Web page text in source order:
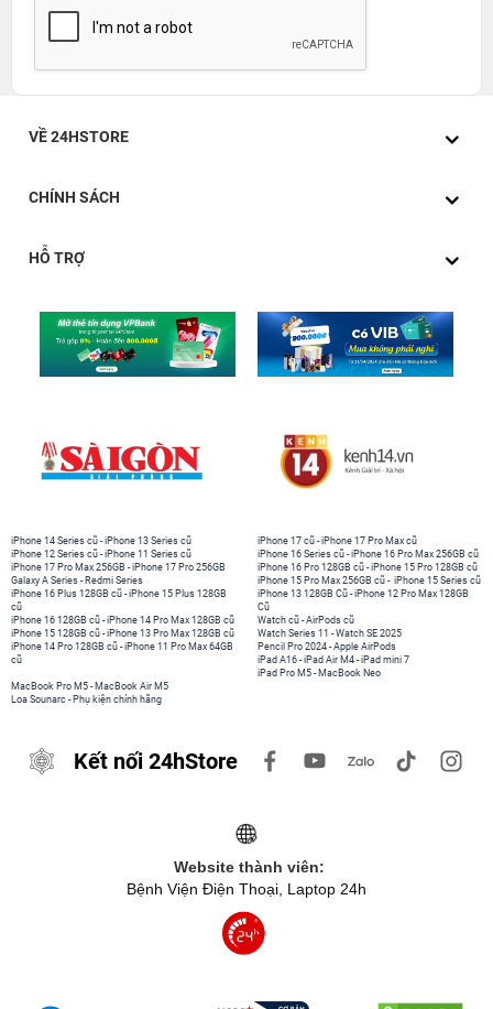
VỀ 24HSTORE
CHÍNH SÁCH
HỖ TRỢ
iPhone 14 Series cũ -iPhone 13 Series cũ
iPhone 12 Series cũ -iPhone 11 Series cũ
iPhone 17 Pro Max 256GB -iPhone 17 Pro 256GB
Galaxy A Series - Redmi Series
iPhone 17 cũ -iPhone 17 Pro Max cũ
iPhone 16 Series cũ - iPhone 16 Pro Max 256GB cũ
iPhone 16 Pro 128GB cũ -iPhone 15 Pro 128GB cũ
iPhone 15 Pro Max 256GB cũ - iPhone 15 Series cũ
iPhone 16 Plus 128GB cũ -iPhone 15 Plus 128GB
cũ
iPhone 16 128GB cũ -iPhone 14 Pro Max 128GB cũ
iPhone 15 128GB cũ -iPhone 13 Pro Max 128GB cũ
iPhone 14 Pro 128GB cũ -iPhone 11 Pro Max 64GB
cũ
iPhone 13 128GB Cũ -iPhone 12 Pro Max 128GB
Cũ
Watch cũ -AirPods cũ
Watch Series 11 -Watch SE 2025
Pencil Pro 2024 -Apple AirPods
iPad A16 -iPad Air M4 -iPad mini 7
iPad Pro M5 - MacBook Neo
MacBook Pro M5 - MacBook Air M5
Loa Sounarc - Phụ kiện chính hãng
Kết nối 24hStore
Website thành viên:
Bệnh Viện Điện Thoại, Laptop 24h